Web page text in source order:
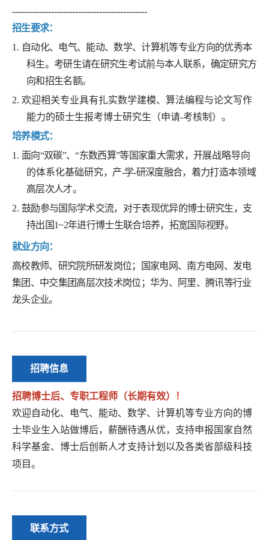
---------------------------------------------
招生要求：
1. 自动化、电气、能动、数学、计算机等专业方向的优秀本
科生。 考研生请在研究生考试前与本人联系，确定研究方
向和招生名额。
2. 欢迎相关专业具有扎实数学建模、算法编程与论文写作
能力的硕士生报考博士研究生（申请-考核制）。
培养模式：
1. 面向“双碳”、“东数西算”等国家重大需求，开展战略导向
的体系化基础研究，产-学-研深度融合，着力打造本领域
高层次人才。
2. 鼓励参与国际学术交流，对于表现优异的博士研究生，支
持出国1~2年进行博士生联合培养，拓宽国际视野。
就业方向：
高校教师、研究院所研发岗位；国家电网、南方电网、发电
集团、中交集团高层次技术岗位；华为、阿里、腾讯等行业
龙头企业。
招聘信息
招聘博士后、专职工程师（长期有效）！
欢迎自动化、电气、能动、数学、计算机等专业方向的博
士毕业生入站做博后，薪酬待遇从优，支持申报国家自然
科学基金、博士后创新人才支持计划以及各类省部级科技
项目。
联系方式